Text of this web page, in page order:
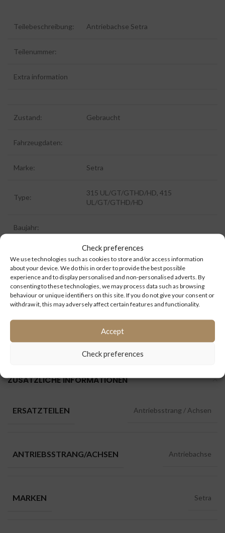
Check preferences
We use technologies such as cookies to store and/or access information
about your device. We do this in order to provide the best possible
experience and to display personalised and non-personalised adverts. By
consenting to these technologies, we may process data such as browsing
behaviour or unique identifiers on this site. If you do not give your consent or
withdraw it, this may adversely affect certain features and functionality.
Accept
Check preferences
Teilebeschreibung: Antriebachse Setra
Teilenummer:
Extra information
Zustand: Gebraucht
Fahrzeugdaten:
Marke: Setra
Type:
315 UL/GT/GTHD/HD, 415
UL/GT/GTHD/HD
Baujahr:
(km):
ID: 3242
Antriebsstrang / Achsen
ZUSÄTZLICHE INFORMATIONEN
ERSATZTEILEN Antriebsstrang / Achsen
ANTRIEBSSTRANG/ACHSEN Antriebachse
MARKEN Setra